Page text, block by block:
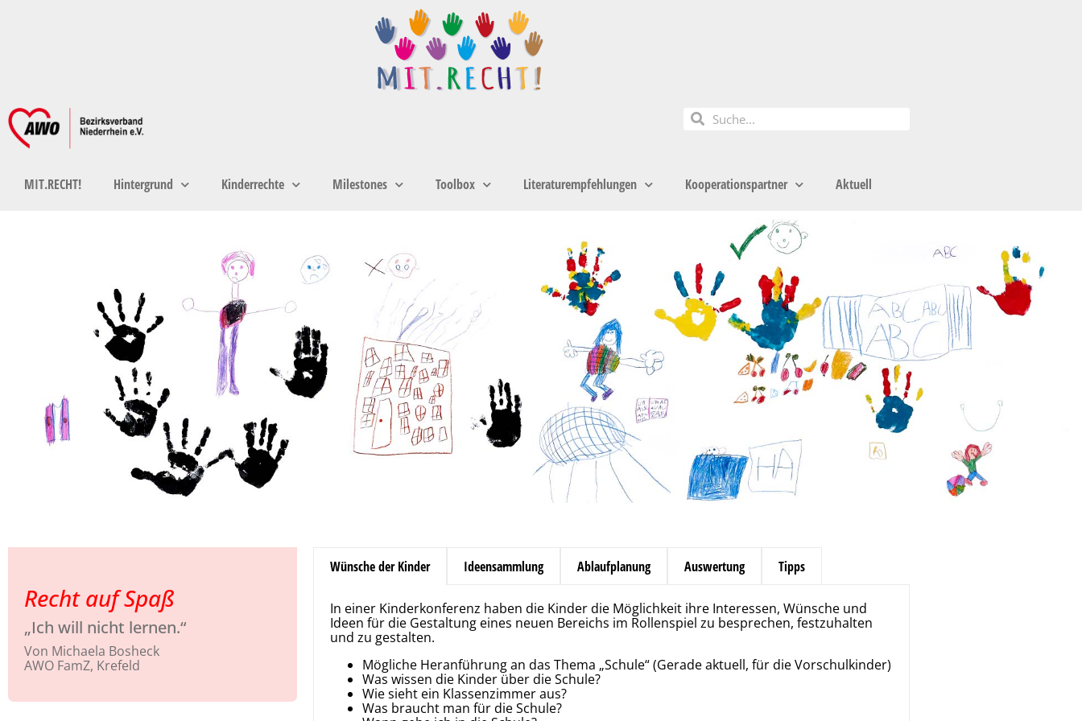
MIT.RECHT! Hintergrund Kinderrechte Milestones Toolbox Literaturempfehlungen Kooperationspartner Aktuell
Recht auf Spaß
„Ich will nicht lernen.“
Von Michaela Bosheck
AWO FamZ, Krefeld
Wünsche der Kinder Ideensammlung Ablaufplanung Auswertung Tipps
In einer Kinderkonferenz haben die Kinder die Möglichkeit ihre Interessen, Wünsche und
Ideen für die Gestaltung eines neuen Bereichs im Rollenspiel zu besprechen, festzuhalten
und zu gestalten.
Mögliche Heranführung an das Thema „Schule“ (Gerade aktuell, für die Vorschulkinder)
Was wissen die Kinder über die Schule?
Wie sieht ein Klassenzimmer aus?
Was braucht man für die Schule?